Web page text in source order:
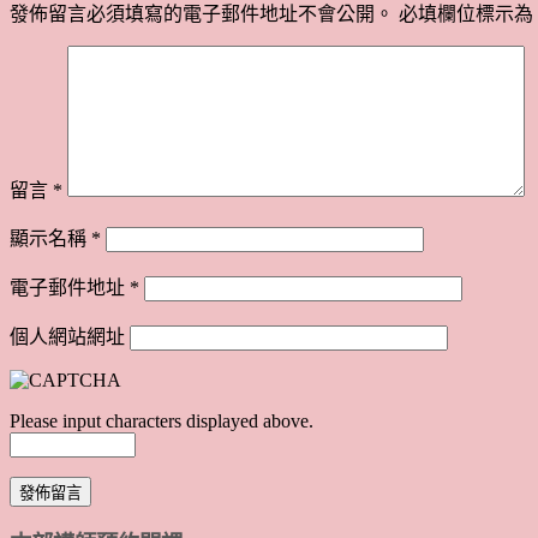
發佈留言必須填寫的電子郵件地址不會公開。 必填欄位標示為
留言 *
顯示名稱 *
電子郵件地址 *
個人網站網址
Please input characters displayed above.